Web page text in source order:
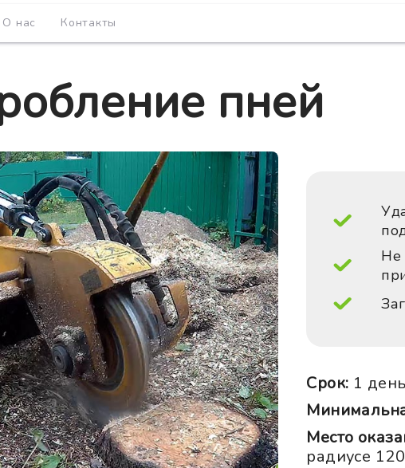
О нас
Контакты
пней
Не
Срок: 1
Место
радиусе